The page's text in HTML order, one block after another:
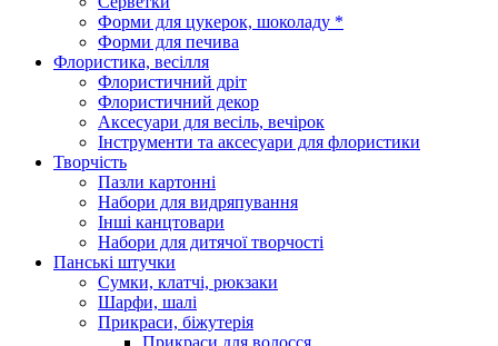
Форми для цукерок, шоколаду *
Форми для печива
Флористика, весілля
Флористичний дріт
Флористичний декор
Аксесуари для весіль, вечірок
Інструменти та аксесуари для флористики
Творчість
Пазли картонні
Набори для видряпування
Інші канцтовари
Набори для дитячої творчості
Панські штучки
Сумки, клатчі, рюкзаки
Шарфи, шалі
Прикраси, біжутерія
Прикраси для волосся